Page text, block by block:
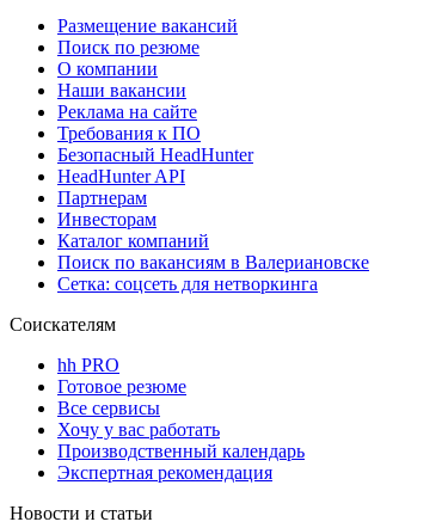
Размещение вакансий
Поиск по резюме
О компании
Наши вакансии
Реклама на сайте
Требования к ПО
Безопасный HeadHunter
HeadHunter API
Партнерам
Инвесторам
Каталог компаний
Поиск по вакансиям в Валериановске
Сетка: соцсеть для нетворкинга
Соискателям
hh PRO
Готовое резюме
Все сервисы
Хочу у вас работать
Производственный календарь
Экспертная рекомендация
Новости и статьи